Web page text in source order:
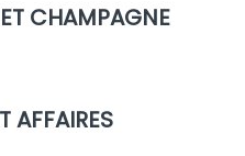
CHAMPAGNE
AFFAIRES